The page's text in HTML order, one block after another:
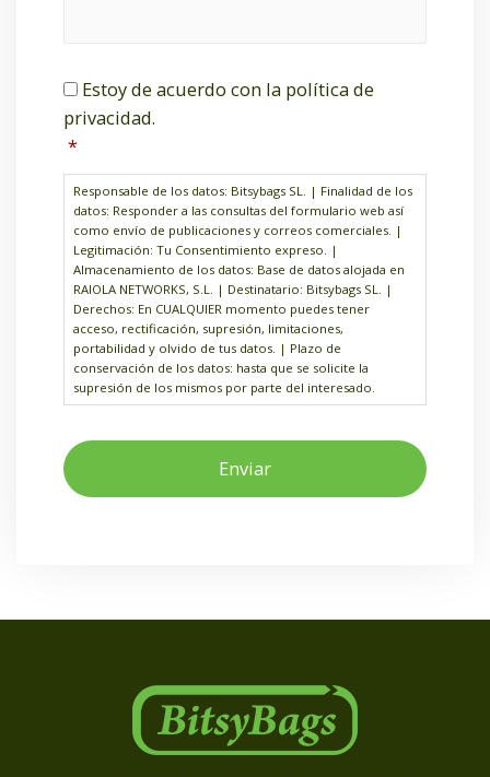
*
C
A
P
T
C
H
A
C
o
n
s
e
n
m
e
n
o
*
Estoy de acuerdo con la política de
privacidad.
*
Responsable de los datos: Bitsybags SL. | Finalidad de los
datos: Responder a las consultas del formulario web así
como envío de publicaciones y correos comerciales. |
Legitimación: Tu Consentimiento expreso. |
Almacenamiento de los datos: Base de datos alojada en
RAIOLA NETWORKS, S.L. | Destinatario: Bitsybags SL. |
Derechos: En CUALQUIER momento puedes tener
acceso, rectificación, supresión, limitaciones,
portabilidad y olvido de tus datos. | Plazo de
conservación de los datos: hasta que se solicite la
supresión de los mismos por parte del interesado.